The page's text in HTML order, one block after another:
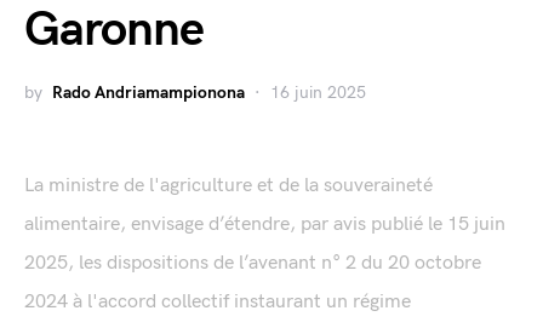
Garonne
by Rado Andriamampionona 16 juin 2025
La ministre de l'agriculture et de la souveraineté
alimentaire, envisage d’étendre, par avis publié le 15 juin
2025, les dispositions de l’avenant n° 2 du 20 octobre
2024 à l'accord collectif instaurant un régime